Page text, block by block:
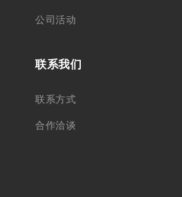
公司活动
联系我们
联系方式
合作洽谈